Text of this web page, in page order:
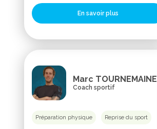
En savoir plus
Marc TOURNEMAINE
Coach sportif
Préparation physique Reprise du sport